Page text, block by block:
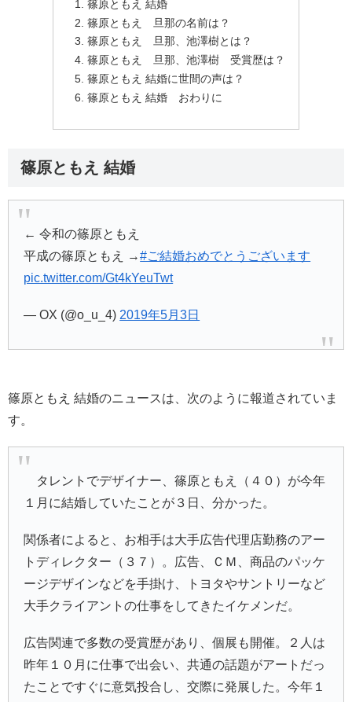
篠原ともえ 結婚
篠原ともえ 旦那の名前は？
篠原ともえ 旦那、池澤樹とは？
篠原ともえ 旦那、池澤樹 受賞歴は？
篠原ともえ 結婚に世間の声は？
篠原ともえ 結婚 おわりに
篠原ともえ 結婚
← 令和の篠原ともえ
平成の篠原ともえ →#ご結婚おめでとうございます
pic.twitter.com/Gt4kYeuTwt
— OX (@o_u_4) 2019年5月3日
篠原ともえ 結婚のニュースは、次のように報道されていま
す。
タレントでデザイナー、篠原ともえ
（４０）が今年
１月に結婚していたことが３日、分かった。
関係者によると、お相手は大手広告代理店勤務のアー
トディレクター（３７）。広告、ＣＭ、商品のパッケ
ージデザインなどを手掛け、
トヨタやサントリーなど
大手クライアントの仕事をしてきたイケメンだ。
広告関連で多数の受賞歴があり、個展も開催。２人は
昨年１０月に仕事で出会い、共通の話題がアートだっ
たことですぐに意気投合し、交際に発展した。今年１